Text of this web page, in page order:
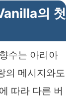
의 첫
수는 아리아
의 메시지와도
따라 다른 버